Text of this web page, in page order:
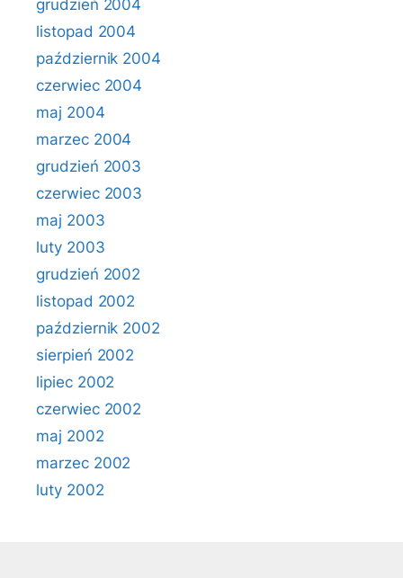
grudzień 2004
listopad 2004
październik 2004
czerwiec 2004
maj 2004
marzec 2004
grudzień 2003
czerwiec 2003
maj 2003
luty 2003
grudzień 2002
listopad 2002
październik 2002
sierpień 2002
lipiec 2002
czerwiec 2002
maj 2002
marzec 2002
luty 2002